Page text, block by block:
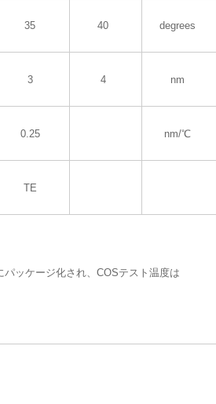
35 40 degrees
3 4 nm
0.25 nm/℃
TE
ッケージ化され、COSテスト温度は